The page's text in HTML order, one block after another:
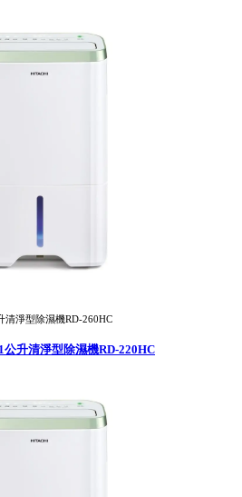
清淨型除濕機RD-260HC
公升清淨型除濕機RD-220HC